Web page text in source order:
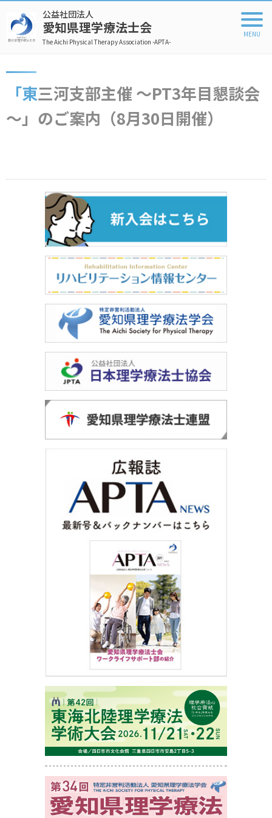
公益社団法人
愛知県理学療法士会
The Aichi Physical Therapy Association -APTA-
「東三河支部主催 ～PT3年目懇談会
～」のご案内（8月30日開催）